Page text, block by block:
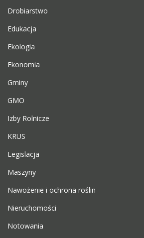
Drobiarstwo
Edukacja
Ekologia
Ekonomia
Gminy
GMO
Izby Rolnicze
KRUS
Legislacja
Maszyny
Nawożenie i ochrona roślin
Nieruchomości
Notowania